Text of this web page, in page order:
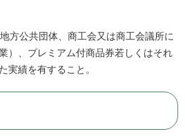
方公共団体、商工会又は商工会議所に
）、プレミアム付商品券若しくはそれ
実績を有すること。